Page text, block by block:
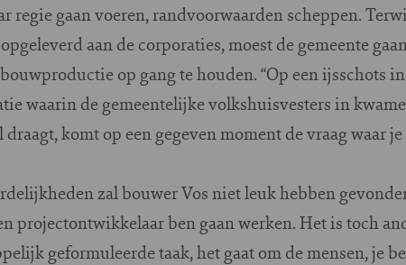
regie gaan voeren, randvoorwaarden scheppen.
aan de corporaties, moest de gemeente
op gang te houden. “Op een ijsschots
waarin de gemeentelijke volkshuisvesters in
komt op een gegeven moment de vraag waar
zal bouwer Vos niet leuk hebben
projectontwikkelaar ben gaan werken. Het is toch
geformuleerde taak, het gaat om de mensen, je